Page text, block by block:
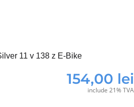
11 v 138 z E-Bike
154,00 lei
include 21% TVA